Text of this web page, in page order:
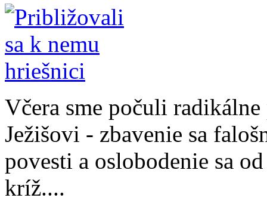
Včera sme počuli
Ježišovi - zbavenie sa
povesti a oslobodenie sa
kríž....